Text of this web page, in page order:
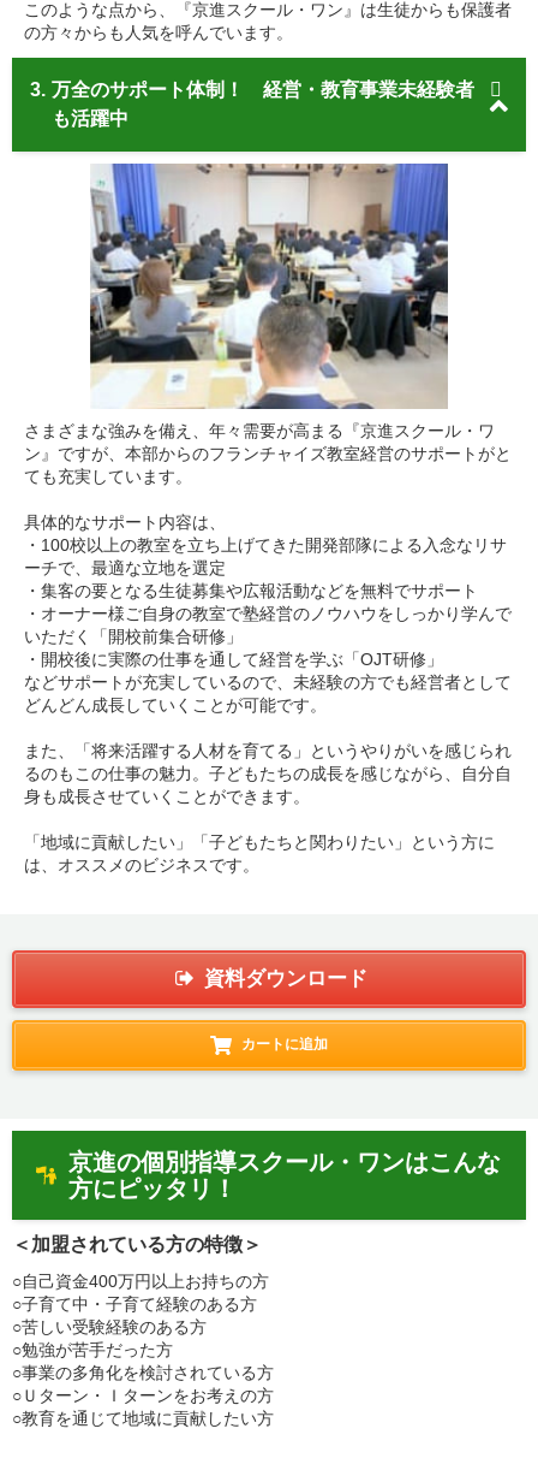
このような点から、『京進スクール・ワン』は生徒からも保護者
の方々からも人気を呼んでいます。
3. 万全のサポート体制！ 経営・教育事業未経験者
も活躍中
さまざまな強みを備え、年々需要が高まる『京進スクール・ワ
ン』ですが、本部からのフランチャイズ教室経営のサポートがと
ても充実しています。
具体的なサポート内容は、
・100校以上の教室を立ち上げてきた開発部隊による入念なリサ
ーチで、最適な立地を選定
・集客の要となる生徒募集や広報活動などを無料でサポート
・オーナー様ご自身の教室で塾経営のノウハウをしっかり学んで
いただく「開校前集合研修」
・開校後に実際の仕事を通して経営を学ぶ「OJT研修」
などサポートが充実しているので、未経験の方でも経営者として
どんどん成長していくことが可能です。
また、「将来活躍する人材を育てる」というやりがいを感じられ
るのもこの仕事の魅力。子どもたちの成長を感じながら、自分自
身も成長させていくことができます。
「地域に貢献したい」「子どもたちと関わりたい」という方に
は、オススメのビジネスです。
資料ダウンロード
カートに追加
京進の個別指導スクール・ワンはこんな
方にピッタリ！
＜加盟されている方の特徴＞
○自己資金400万円以上お持ちの方
○子育て中・子育て経験のある方
○苦しい受験経験のある方
○勉強が苦手だった方
○事業の多角化を検討されている方
○Ｕターン・Ｉターンをお考えの方
○教育を通じて地域に貢献したい方